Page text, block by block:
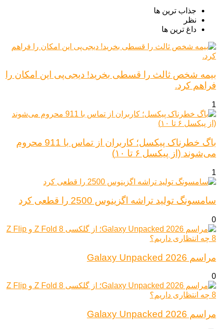
جذاب ترین ها
نظر
داغ ترین ها
بیمه شخص ثالث را قسطی بخرید! دیجی‌پی این امکان را
فراهم کرد.
1
باگ خطرناک پیکسل؛ کاربران از تماس با 911 محروم
می‌شوند (از پیکسل ۶ تا ۱۰)
1
سامسونگ تولید تراشه اگزینوس 2500 را قطعی کرد
0
مراسم Galaxy Unpacked 2026
0
مراسم Galaxy Unpacked 2026